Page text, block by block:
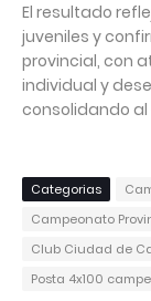
El resultado
juveniles y
provincial, con
individual y
consolidando al
Categorias
Campeonato
Club Ciudad de
Posta 4x100